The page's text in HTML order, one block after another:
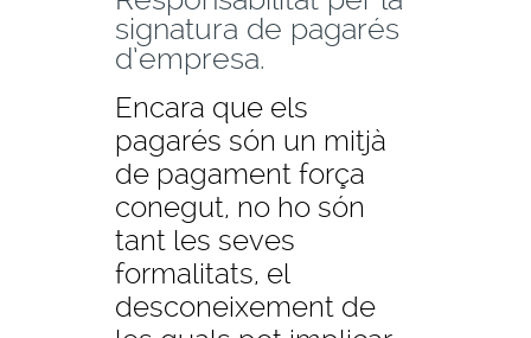
signatura de pagarés
d’empresa.
Encara que els
pagarés són un mitjà
de pagament força
conegut, no ho són
tant les seves
formalitats, el
desconeixement de